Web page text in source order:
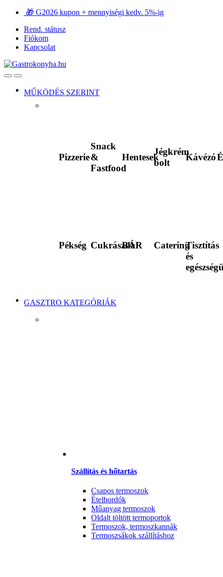
Ugrás
navigációhoz
Ugrás
tartalomra
🎁 G2026 kupon + mennyiségi kedv. 5%-ig
Rend. státusz
Fiókom
Kapcsolat
OpenClose
MŰKÖDÉS SZERINT
Pizzerie
Snack
&
Fastfood
Hentesek
Jégkrém
bolt
Kávézó
Pékség Cukrászda
BÁR CateringTisztítás
és
GASZTRO KATEGÓRIÁK
Szállítás és hőtartás
Csapos termoszok
Ételhordók
Műanyag termoszok
Oldalt töltött termoportok
Termoszok, termoszkannák
Termoszsákok szállításhoz